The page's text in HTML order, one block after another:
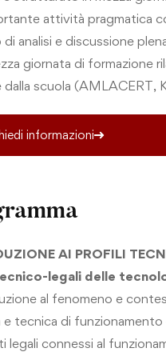
attività pragmatica
analisi e discussione
giornata di formazione
dalla scuola (AMLACERT,
informazioni
AI PROFILI
legali delle
al fenomeno e
e tecnica di funzionamento
legali connessi al